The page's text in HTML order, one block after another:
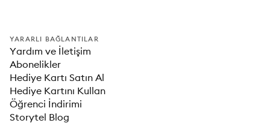
YARARLI BAĞLANTILAR
Yardım ve İletişim
Abonelikler
Hediye Kartı Satın Al
Hediye Kartını Kullan
Öğrenci İndirimi
Storytel Blog